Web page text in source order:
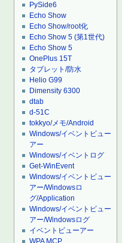
PySide6
Echo Show
Echo Show/root化
Echo Show 5 (第1世代)
Echo Show 5
OnePlus 15T
タブレット/防水
Helio G99
Dimensity 6300
dtab
d-51C
tokkyo/メモ/Android
Windows/イベントビュー
アー
Windows/イベントログ
Get-WinEvent
Windows/イベントビュー
アー/Windowsロ
グ/Application
Windows/イベントビュー
アー/Windowsログ
イベントビューアー